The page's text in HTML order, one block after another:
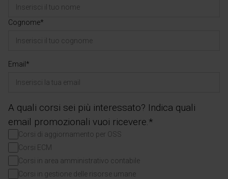
Cognome*
Email*
A quali corsi sei più interessato? Indica quali
email promozionali vuoi ricevere.*
Corsi di aggiornamento per OSS
Corsi ECM
Corsi in area amministrativo contabile
Corsi in gestione delle risorse umane